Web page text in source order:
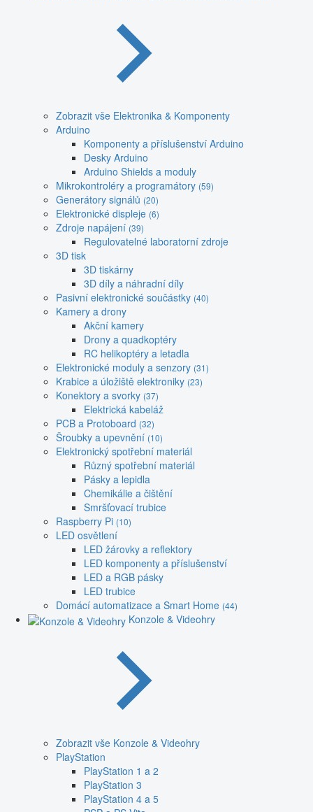
Zobrazit vše Elektronika & Komponenty
Arduino
Komponenty a příslušenství Arduino
Desky Arduino
Arduino Shields a moduly
Mikrokontroléry a programátory (59)
Generátory signálů (20)
Elektronické displeje (6)
Zdroje napájení (39)
Regulovatelné laboratorní zdroje
3D tisk
3D tiskárny
3D díly a náhradní díly
Pasivní elektronické součástky (40)
Kamery a drony
Akční kamery
Drony a quadkoptéry
RC helikoptéry a letadla
Elektronické moduly a senzory (31)
Krabice a úložiště elektroniky (23)
Konektory a svorky (37)
Elektrická kabeláž
PCB a Protoboard (32)
Šroubky a upevnění (10)
Elektronický spotřební materiál
Různý spotřební materiál
Pásky a lepidla
Chemikálie a čištění
Smršťovací trubice
Raspberry Pi (10)
LED osvětlení
LED žárovky a reflektory
LED komponenty a příslušenství
LED a RGB pásky
LED trubice
Domácí automatizace a Smart Home (44)
Konzole & Videohry
Zobrazit vše Konzole & Videohry
PlayStation
PlayStation 1 a 2
PlayStation 3
PlayStation 4 a 5